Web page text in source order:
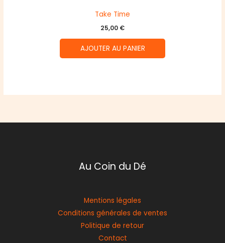
Take Time
25,00 €
AJOUTER AU PANIER
Au Coin du Dé
Mentions légales
Conditions générales de ventes
Politique de retour
Contact